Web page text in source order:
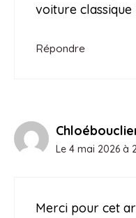
voiture classique
Répondre
Le 4 mai 2026 à
Merci pour cet